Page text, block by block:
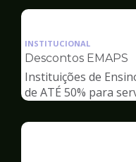
INSTITUCIONAL
Descontos EMAPS
Instituições de
de ATÉ 50% para